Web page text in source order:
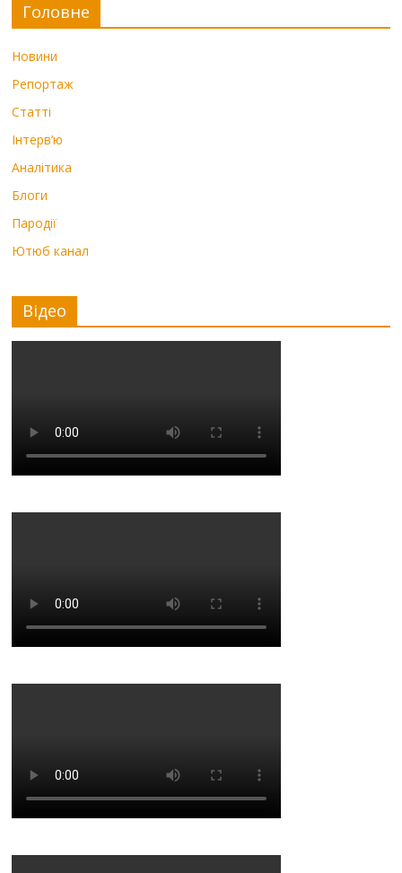
Головне
Новини
Репортаж
Статті
Інтерв’ю
Аналітика
Блоги
Пародії
Ютюб канал
Відео